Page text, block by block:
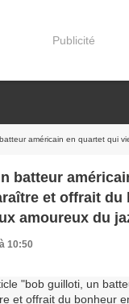
Publicité
en quartet qui vient de disparaître et offrait du
batteur
et offrait du
amoureux du
10:50